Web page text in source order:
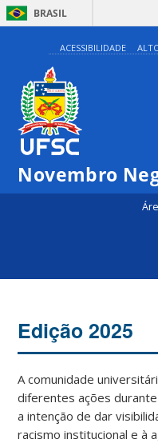
BRASIL
ACESSIBILIDADE
Novembro
Edição 2025
A comunidade
diferentes ações
a intenção de dar
racismo institucional e à